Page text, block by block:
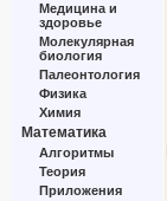
Медицина и
здоровье
Молекулярная
биология
Палеонтология
Физика
Химия
Математика
Алгоритмы
Теория
Приложения